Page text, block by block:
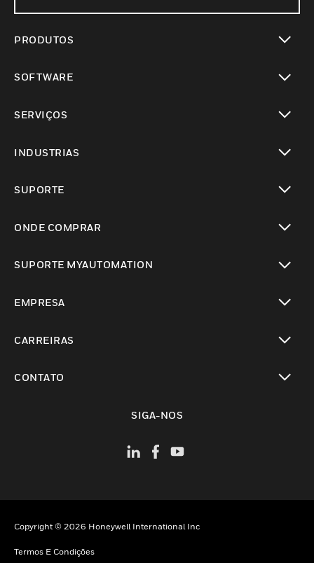
PRODUTOS
SOFTWARE
SERVIÇOS
INDUSTRIAS
SUPORTE
ONDE COMPRAR
SUPORTE MYAUTOMATION
EMPRESA
CARREIRAS
CONTATO
SIGA-NOS
Copyright © 2026 Honeywell International Inc
Termos E Condições